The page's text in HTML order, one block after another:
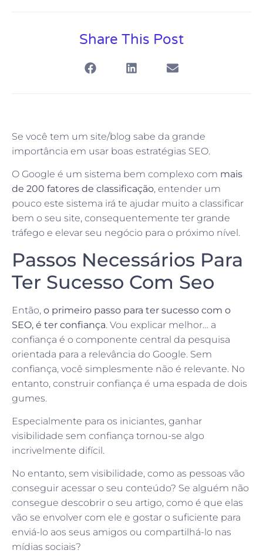
Share This Post
Se você tem um site/blog sabe da grande
importância em usar boas estratégias SEO.
O Google é um sistema bem complexo com mais
de 200 fatores de classificação, entender um
pouco este sistema irá te ajudar muito a classificar
bem o seu site, consequentemente ter grande
tráfego e elevar seu negócio para o próximo nível.
Passos Necessários Para
Ter Sucesso Com Seo
Então, o primeiro passo para ter sucesso com o
SEO, é ter confiança. Vou explicar melhor… a
confiança é o componente central da pesquisa
orientada para a relevância do Google. Sem
confiança, você simplesmente não é relevante. No
entanto, construir confiança é uma espada de dois
gumes.
Especialmente para os iniciantes, ganhar
visibilidade sem confiança tornou-se algo
incrivelmente difícil.
No entanto, sem visibilidade, como as pessoas vão
conseguir acessar o seu conteúdo? Se alguém não
consegue descobrir o seu artigo, como é que elas
vão se envolver com ele e gostar o suficiente para
enviá-lo aos seus amigos ou compartilhá-lo nas
mídias sociais?